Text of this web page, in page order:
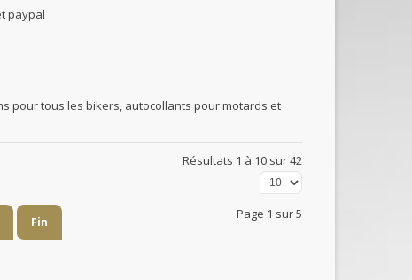
et paypal
pour tous les bikers, autocollants pour motards et
Résultats 1 à 10 sur 42
Fin
Page 1 sur 5